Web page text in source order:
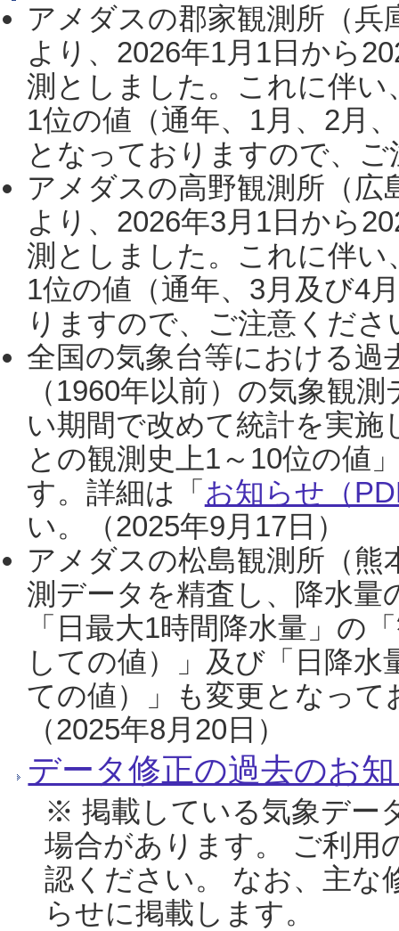
アメダスの郡家観測所（
より、2026年1月1日から
測としました。これに伴い
1位の値（通年、1月、2月
となっておりますので、
アメダスの高野観測所（
より、2026年3月1日から
測としました。これに伴い
1位の値（通年、3月及び4
りますので、ご注意くだ
全国の気象台等における過
（1960年以前）の気象観
い期間で改めて統計を実
との観測史上1～10位の値
す。詳細は「 お知らせ（
い。（2025年9月17日）
アメダスの松島観測所（熊
測データを精査し、降水
「日最大1時間降水量」の
しての値）」及び「日降
ての値）」も変更となっ
（2025年8月20日）
データ修正の過去のお
※ 掲載している気象デー
場合があります。 ご利用
認ください。 なお、主な
らせに掲載します。